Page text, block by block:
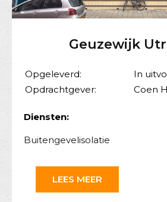
Geuzewijk
Opgeleverd:
In
Opdrachtgever:
Coen
Diensten:
Buitengevelisolatie
LEES MEER